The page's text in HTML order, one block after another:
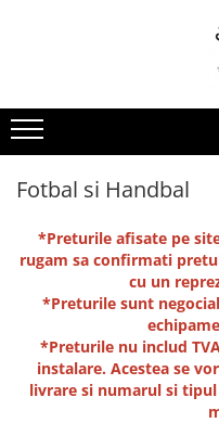
ECHIPAMENTE DE JOACA
Ansambluri de joaca
Balansoare
Echipamente de joaca
interior
Casute pentru joaca
Tobogane
Educationale si interactive
Tunele
Oferte echipamente de
Oferte Constructori si
Oferte echipamente de
Oferte Autoritati locale
Oferte Dezvoltatori
Imobiliari/Spatii
Oferte Invatamant
Oferte echipamente de
Gradinite
Loc de joaca - Gama
Loc de joaca - Gama
Propuneri de Amenajare
Mari
Propuneri de Amenajare
Joaca - Oferte pentru
Fotbal si Handbal
*Preturile afisate pe
rugam sa confirmati
cu un
*Preturile sunt
*Preturile nu includ
instalare. Acestea se
livrare si numarul si